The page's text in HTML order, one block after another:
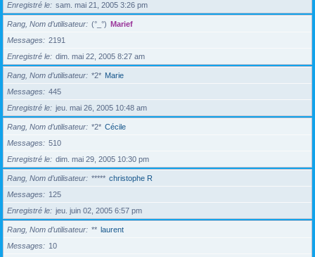
Enregistré le
sam. mai 21, 2005 3:26 pm
Rang, Nom d’utilisateur (°_°) Marief
Messages
2191
Enregistré le
dim. mai 22, 2005 8:27 am
Rang, Nom d’utilisateur *2* Marie
Messages
445
Enregistré le
jeu. mai 26, 2005 10:48 am
Rang, Nom d’utilisateur *2* Cécile
Messages
510
Enregistré le
dim. mai 29, 2005 10:30 pm
Rang, Nom d’utilisateur ***** christophe R
Messages
125
Enregistré le
jeu. juin 02, 2005 6:57 pm
Rang, Nom d’utilisateur ** laurent
Messages
10